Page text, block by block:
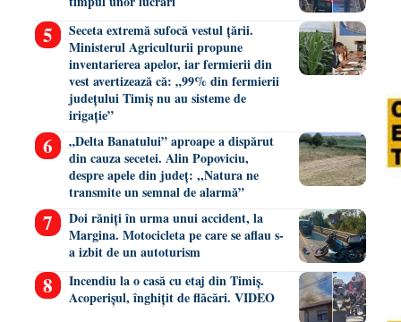
Seceta extremă sufocă vestul țării.
Ministerul Agriculturii propune
inventarierea apelor, iar fermierii din
vest avertizează că: „99% din fermierii
județului Timiș nu au sisteme de
irigație”
„Delta Banatului” aproape a dispărut
din cauza secetei. Alin Popoviciu,
despre apele din județ: ,,Natura ne
transmite un semnal de alarmă”
Doi răniți în urma unui accident, la
Margina. Motocicleta pe care se aflau s-
a izbit de un autoturism
Incendiu la o casă cu etaj din Timiș.
Acoperișul, înghițit de flăcări. VIDEO